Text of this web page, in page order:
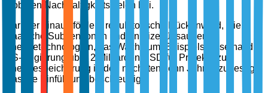
globalen Nachhaltigkeitszielen bei.
Darüber hinaus fördern regulatorische Rückenwind, wie
staatliche Subventionen und Anreize für saubere
Energietechnologien, das Wachstum. Beispielsweise hat die
US-Regierung über 2 Milliarden USD für Projekte zur
Energiespeicherung in den nächsten zehn Jahren zugesagt,
was die Einführung beschleunigt.